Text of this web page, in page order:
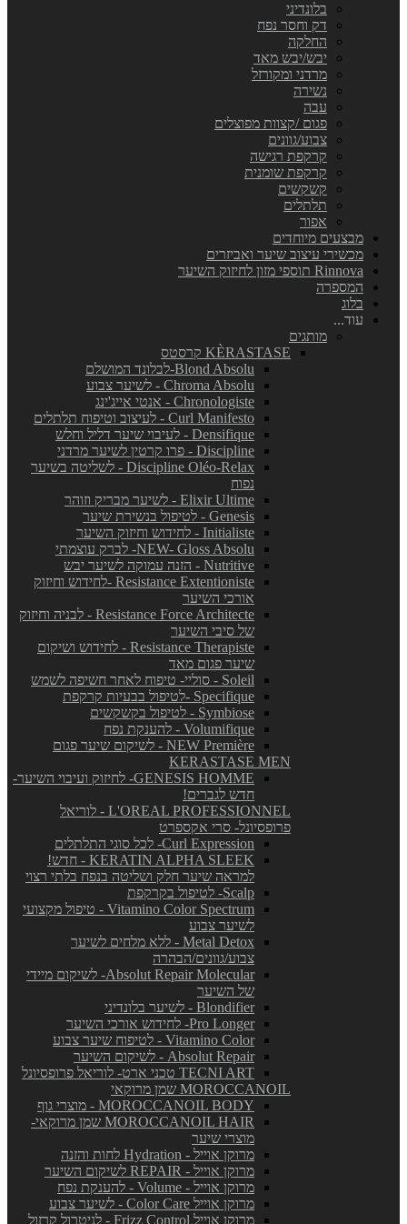
בלונדיני
דק וחסר נפח
החלקה
יבש/יבש מאד
מרדני ומקורזל
נשירה
עבה
פגום /קצוות מפוצלים
צבוע/גוונים
קרקפת רגישה
קרקפת שומנית
קשקשים
תלתלים
אפור
מבצעים מיוחדים
מכשירי עיצוב שיער ואביזרים
Rinnova תוספי מזון לחיזוק השיער
המספרה
בלוג
עוד...
מותגים
KÈRASTASE קרסטס
Blond Absolu-לבלונד המושלם
Chroma Absolu - לשיער צבוע
Chronologiste - אנטי אייג'ינג
Curl Manifesto - לעיצוב וטיפוח תלתלים
Densifique - לעיבוי שיער דליל וחלש
Discipline - פרו קרטין לשיער מרדני
Discipline Oléo-Relax - לשליטה בשיער
נפוח
Elixir Ultime - לשיער מבריק וזוהר
Genesis - לטיפול בנשירת שיער
Initialiste - לחידוש וחיזוק השיער
NEW- Gloss Absolu- לברק עוצמתי
Nutritive - הזנה עמוקה לשיער יבש
Resistance Extentioniste -לחידוש וחיזוק
אורכי השיער
Resistance Force Architecte - לבניה וחיזוק
של סיבי השיער
Resistance Therapiste - לחידוש ושיקום
שיער פגום מאד
Soleil - סוליי- טיפוח לאחר חשיפה לשמש
Specifique -לטיפול בבעיות קרקפת
Symbiose - לטיפול בקשקשים
Volumifique - להענקת נפח
NEW Première - לשיקום שיער פגום
KERASTASE MEN
GENESIS HOMME- לחיזוק ועיבוי השיער-
חדש לגברים!
L'OREAL PROFESSIONNEL - לוריאל
פרופסיונל- סרי אקספרט
Curl Expression- לכל סוגי התלתלים
KERATIN ALPHA SLEEK - חדש!
למראה שיער חלק ושליטה בנפח בלתי רצוי
Scalp- לטיפול בקרקפת
Vitamino Color Spectrum - טיפול מקצועי
לשיער צבוע
Metal Detox - ללא מלחים לשיער
צבוע/גוונים/הבהרה
Absolut Repair Molecular- לשיקום מיידי
של השיער
Blondifier - לשיער בלונדיני
Pro Longer- לחידוש אורכי השיער
Vitamino Color - לטיפוח שיער צבוע
Absolut Repair - לשיקום השיער
TECNI ART טכני ארט- לוריאל פרופסיונל
MOROCCANOIL שמן מרוקאי
MOROCCANOIL BODY - מוצרי גוף
MOROCCANOIL HAIR שמן מרוקאי-
מוצרי שיער
מרוקן אוייל - Hydration לחות והזנה
מרוקן אוייל - REPAIR לשיקום השיער
מרוקן אוייל - Volume - להענקת נפח
מרוקן אוייל Color Care - לשיער צבוע
מרוקן אוייל Frizz Control - לניטרול קרזול